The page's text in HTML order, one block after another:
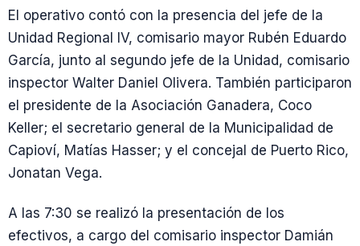
El operativo contó con la presencia del jefe de la
Unidad Regional IV, comisario mayor Rubén Eduardo
García, junto al segundo jefe de la Unidad, comisario
inspector Walter Daniel Olivera. También participaron
el presidente de la Asociación Ganadera, Coco
Keller; el secretario general de la Municipalidad de
Capioví, Matías Hasser; y el concejal de Puerto Rico,
Jonatan Vega.
A las 7:30 se realizó la presentación de los
efectivos, a cargo del comisario inspector Damián